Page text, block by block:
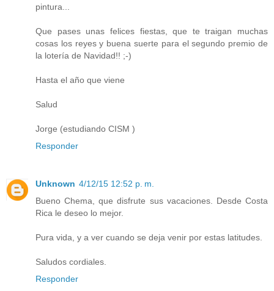
pintura...
Que pases unas felices fiestas, que te traigan muchas
cosas los reyes y buena suerte para el segundo premio de
la lotería de Navidad!! ;-)
Hasta el año que viene
Salud
Jorge (estudiando CISM )
Responder
Unknown 4/12/15 12:52 p. m.
Bueno Chema, que disfrute sus vacaciones. Desde Costa
Rica le deseo lo mejor.
Pura vida, y a ver cuando se deja venir por estas latitudes.
Saludos cordiales.
Responder